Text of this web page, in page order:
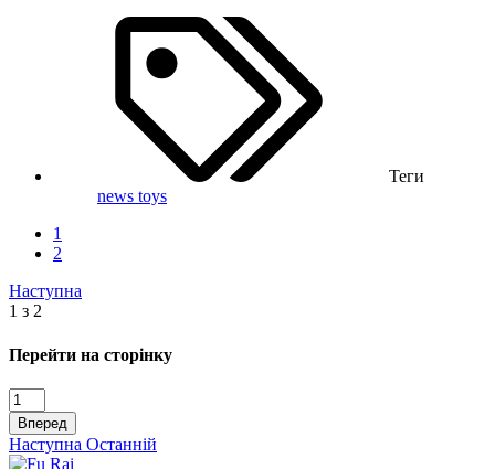
Теги
news toys
1
2
Наступна
1 з 2
Перейти на сторінку
Вперед
Наступна Останній